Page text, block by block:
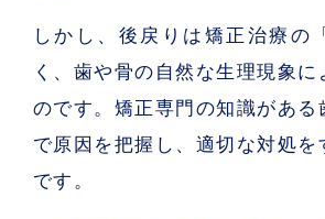
しかし、 後戻りは矯正治療の
く、歯や骨の自然な生理現象に
のです。矯正専門の知識がある
で原因を把握し、適切な対処を
です。